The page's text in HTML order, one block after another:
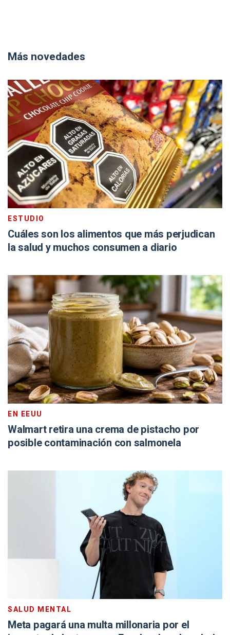
Más novedades
ESTUDIO
Cuáles son los alimentos que más perjudican
la salud y muchos consumen a diario
EN EEUU
Walmart retira una crema de pistacho por
posible contaminación con salmonela
SALUD MENTAL
Meta pagará una multa millonaria por el